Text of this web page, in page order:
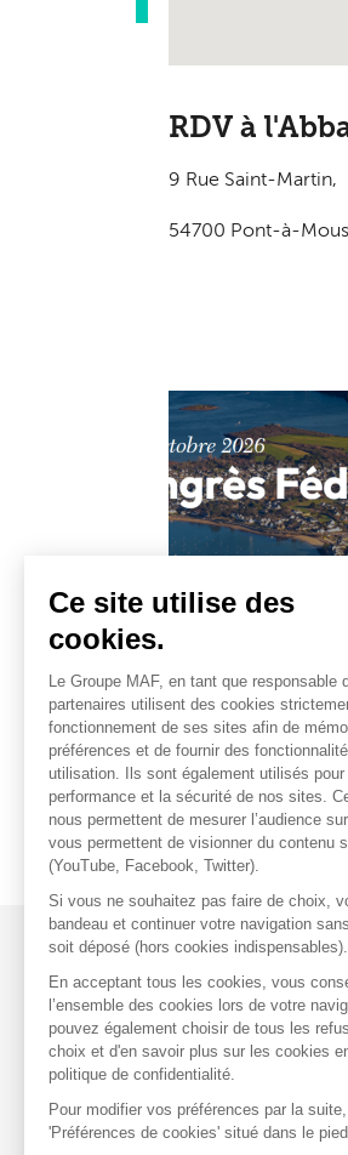
Ce site utilise des
cookies.
Le Groupe MAF, en tant que responsable
partenaires utilisent des cookies
fonctionnement de ses sites afin de
préférences et de fournir des
utilisation. Ils sont également utilisés pour
performance et la sécurité de nos sites.
nous permettent de mesurer l’audience
vous permettent de visionner du contenu
(YouTube, Facebook, Twitter).
Si vous ne souhaitez pas faire de choix,
bandeau et continuer votre navigation
soit déposé (hors cookies indispensables).
En acceptant tous les cookies, vous
l’ensemble des cookies lors de votre
pouvez également choisir de tous les
choix et d'en savoir plus sur les cookies
politique de confidentialité.
Pour modifier vos préférences par la
'Préférences de cookies' situé dans le pied
RDV à
9 Rue Saint-Martin,
54700 Pont-à-
CONGRÈS
Congrès
présente à la
édition
UNE QUESTION ?
Nous contacter
FAQ